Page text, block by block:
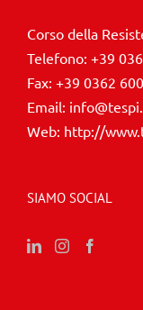
Corso della
Telefono: +39
Fax: +39 0362
Email:
Web: http://
SIAMO SOCIAL